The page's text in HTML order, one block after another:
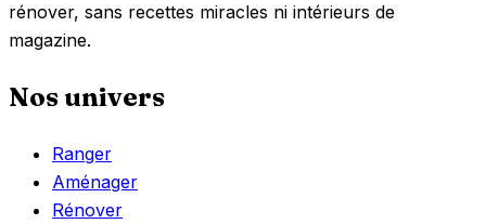
rénover, sans recettes miracles ni intérieurs de
magazine.
Nos univers
Ranger
Aménager
Rénover